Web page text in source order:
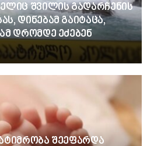
შვილის გადარჩენის
დინებამ გაიტაცა,
დრომდე ეძებენ
შეეფარდა